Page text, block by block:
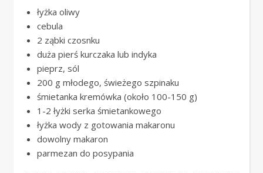
łyżka oliwy
cebula
2 ząbki czosnku
duża pierś kurczaka lub indyka
pieprz, sól
200 g młodego, świeżego szpinaku
śmietanka kremówka (około 100-150 g)
1-2 łyżki serka śmietankowego
łyżka wody z gotowania makaronu
dowolny makaron
parmezan do posypania